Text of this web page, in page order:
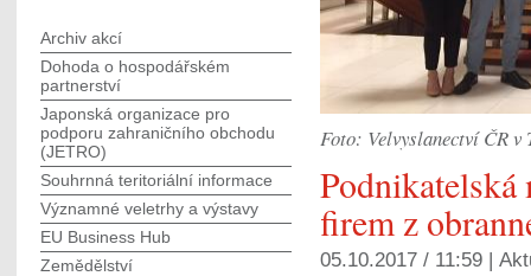
Foto: Velvyslanectví ČR v
Podnikatelská
firem z
05.10.2017 / 11:59 |
Archiv akcí
Dohoda o hospodářském
partnerství
Japonská organizace pro
podporu zahraničního obchodu
(JETRO)
Souhrnná teritoriální informace
Významné veletrhy a výstavy
EU Business Hub
Zemědělství